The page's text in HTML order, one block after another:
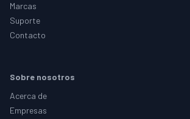
Marcas
Suporte
Contacto
Sobre nosotros
Acerca de
Empresas